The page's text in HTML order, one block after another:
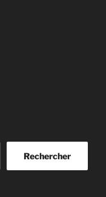
Rechercher